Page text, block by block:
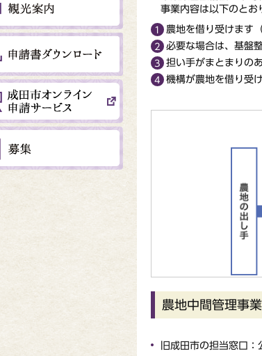
事業内容は以下のとお
農地を借り受けます
必要な場合は、基盤
担い手がまとまりの
機構が農地を借り受
農地中間管理事
旧成田市の担当窓口